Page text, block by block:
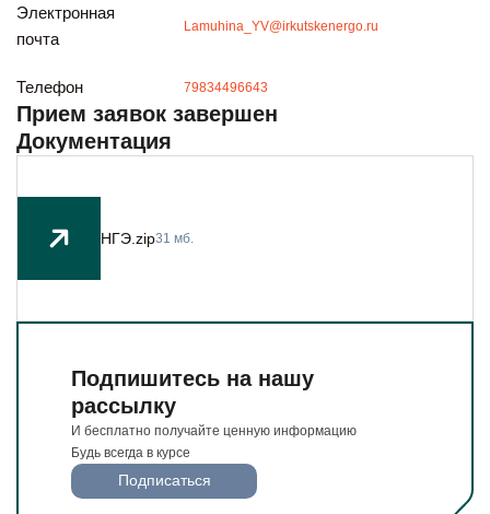
тел.: + 7 (3952) 792-193
office@enplus-td.ru
с 8:00 до 17:15
Перерыв на обед с 12 до 13 часов
Будьте всегда в курсе
Электронная
почта
Lamuhina_YV@irkutskenergo.ru
Телефон 79834496643
Прием заявок завершен
Документация
НГЭ.zip31 мб.
Подпишитесь на нашу
рассылку
И бесплатно получайте ценную информацию
Будь всегда в курсе
Подписаться